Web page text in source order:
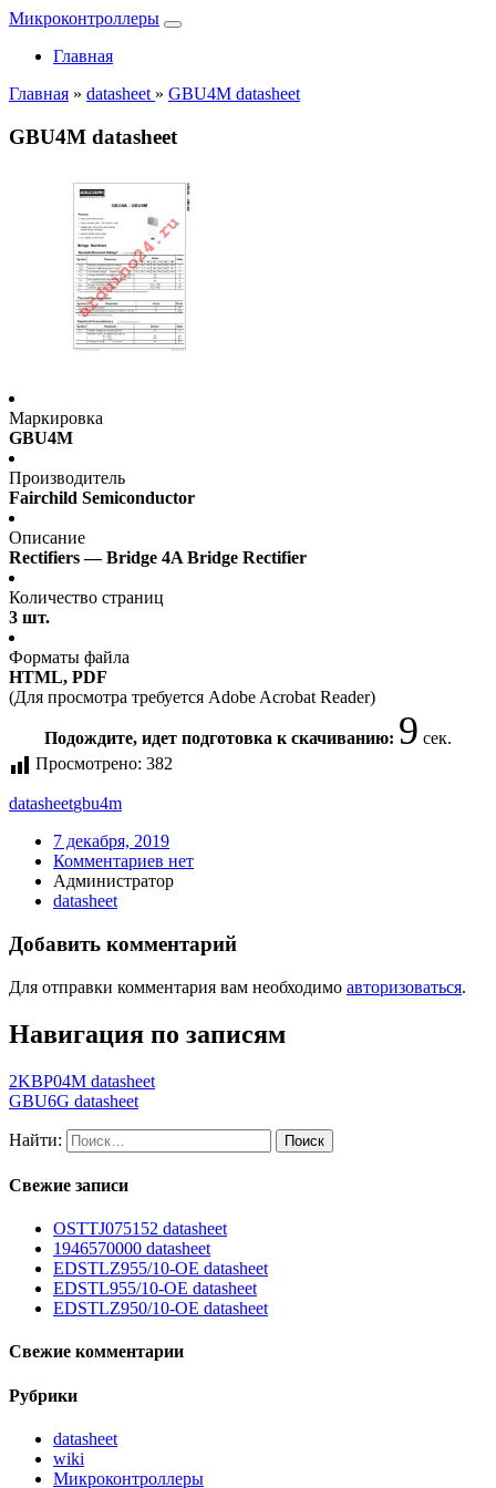
Микроконтроллеры
Главная
Главная » datasheet » GBU4M datasheet
GBU4M datasheet
Маркировка
GBU4M
Производитель
Fairchild Semiconductor
Описание
Rectifiers — Bridge 4A Bridge Rectifier
Количество страниц
3 шт.
Форматы файла
HTML, PDF
(Для просмотра требуется Adobe Acrobat Reader)
Подождите, идет подготовка к скачиванию: 9 сек.
Просмотрено: 382
datasheetgbu4m
7 декабря, 2019
Комментариев нет
Администратор
datasheet
Добавить комментарий
Для отправки комментария вам необходимо авторизоваться.
Навигация по записям
2KBP04M datasheet
GBU6G datasheet
Найти:
Свежие записи
OSTTJ075152 datasheet
1946570000 datasheet
EDSTLZ955/10-OE datasheet
EDSTL955/10-OE datasheet
EDSTLZ950/10-OE datasheet
Свежие комментарии
Рубрики
datasheet
wiki
Микроконтроллеры